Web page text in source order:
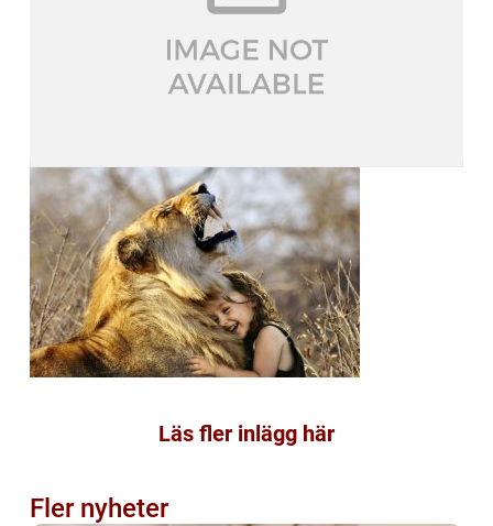
Läs fler inlägg här
Fler nyheter